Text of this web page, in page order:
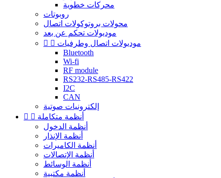
محركات خطوية
روبوتات
محولات بروتوكولات اتصال
موديولات تحكم عن بعد
  موديولات اتصال وطرفيات
Bluetooth
Wi-fi
RF module
RS232-RS485-RS422
I2C
CAN
إلكترونيات صوتية
  أنظمة متكاملة
أنظمة الدخول
أنظمة الإنذار
أنظمة الكاميرات
أنظمة الإتصالات
أنظمة الوسائط
أنظمة مكتبية